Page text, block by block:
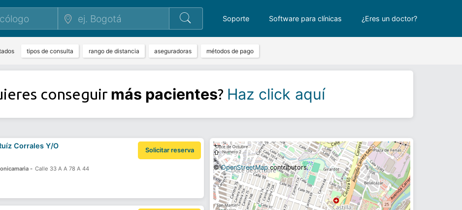
Soporte Software para clínicas ¿Eres un doctor?
tipos de consulta rango de distancia aseguradoras métodos de pago
conseguir más pacientes? Haz click aquí
Corrales Y/O
Solicitar reserva
- Calle 33 A A 78 A 44
+−
⇧
»
©OpenStreetMapcontributors.